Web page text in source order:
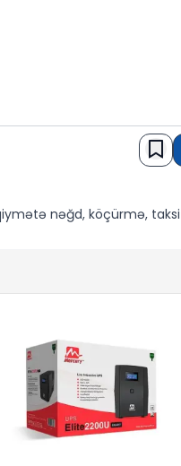
nəğd, köçürmə,